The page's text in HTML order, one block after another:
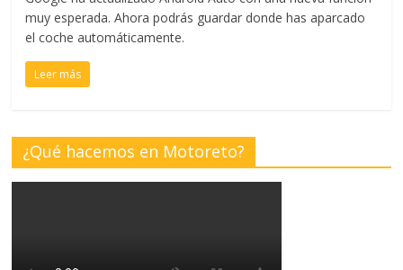
muy esperada. Ahora podrás guardar donde has aparcado
el coche automáticamente.
Leer más
¿Qué hacemos en Motoreto?